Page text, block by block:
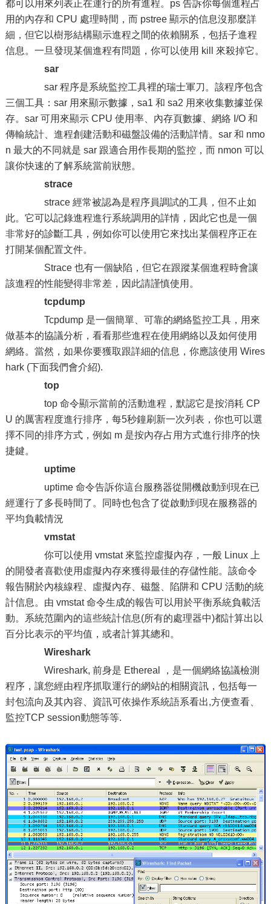
都可以用來列表正在運行的所有進程。ps 告訴你每個進程占
用的內存和 CPU 處理時間，而 pstree 顯示的信息沒那麼詳
細，但它以樹形結構顯示進程之間的依賴關系，包括子進程
信息。一旦發現某個進程有問題，你可以使用 kill 來殺掉它。
sar
sar 程序是系統監控工具裡的瑞士軍刀。該程序包含
三個工具：sar 用來顯示數據，sa1 和 sa2 用來收集數據並保
存。sar 可用來顯示 CPU 使用率、內存頁數據、網絡 I/O 和
傳輸統計、進程創建活動和磁盤設備的活動詳情。sar 和 nmo
n 最大的不同就是 sar 跟適合用作長期的監控，而 nmon 可以
讓你快速的了解系統當前狀態。
strace
strace 經常被認為是程序員調試的工具，但不止如
此。它可以記錄進程進行系統調用的詳情，因此它也是一個
非常好的診斷工具，例如你可以使用它來找出某個程序正在
打開某個配置文件。
Strace 也有一個缺陷，但它在跟蹤某個進程時會讓
該進程的性能變得非常差，因此請謹慎使用。
tcpdump
Tcpdump 是一個簡單、可靠的網絡監控工具，用來
做基本的協議分析，看看那些進程在使用網絡以及如何使用
網絡。當然，如果你要獲取跟詳細的信息，你應該使用 Wires
hark (下面我們會介紹).
top
top 命令顯示當前的活動進程，默認它是按消耗 CP
U 的厲害程度進行排序，每5秒鐘刷新一次列表，你也可以選
擇不同的排序方式，例如 m 是按內存占用方式進行排序的快
捷鍵。
uptime
uptime 命令告訴你這台服務器從開機啟動到現在已
經運行了多長時間了。同時也包含了從啟動到現在服務器的
平均負載情況
vmstat
你可以使用 vmstat 來監控虛擬內存，一般 Linux 上
的開發者喜歡使用虛擬內存來獲得最佳的存儲性能。該命令
報告關於內核線程、虛擬內存、磁盤、陷阱和 CPU 活動的統
計信息。由 vmstat 命令生成的報告可以用於平衡系統負載活
動。系統范圍內的這些統計信息(所有的處理器中)都計算出以
百分比表示的平均值，或者計算其總和。
Wireshark
Wireshark, 前身是 Ethereal ，是一個網絡協議檢測
程序，讓您經由程序抓取運行的網站的相關資訊，包括每一
封包流向及其內容、資訊可依操作系統語系看出,方便查看、
監控TCP session動態等等.